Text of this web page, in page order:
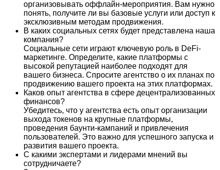
организовывать оффлайн-мероприятия. Вам нужно
понять, получите ли вы базовые услуги или доступ к
эксклюзивным методам продвижения.
В каких социальных сетях будет представлена наша
компания?
Социальные сети играют ключевую роль в DeFi-
маркетинге. Определите, какие платформы с
высокой репутацией наиболее подходят для
вашего бизнеса. Спросите агентство о их планах по
продвижению вашего проекта на этих платформах.
Каков опыт агентства в сфере децентрализованных
финансов?
Убедитесь, что у агентства есть опыт организации
выхода токенов на крупные платформы,
проведения баунти-кампаний и привлечения
пользователей. Это важно для успешного запуска и
развития вашего проекта.
С какими экспертами и лидерами мнений вы
сотрудничаете?